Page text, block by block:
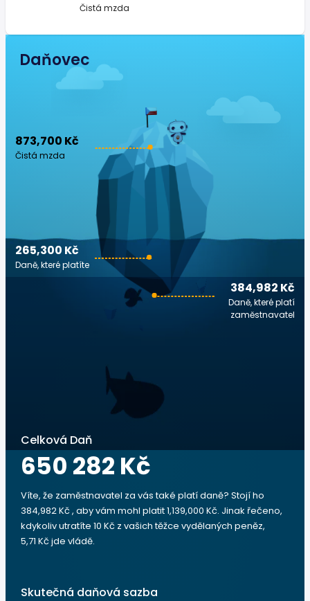
Čistá mzda
Daňovec
873,700 Kč
Čistá mzda
384,982 Kč
Daně, které platí
zaměstnavatel
265,300 Kč
Daně, které platíte
Celková Daň
650 282 Kč
Víte, že zaměstnavatel za vás také platí daně? Stojí ho
384,982 Kč , aby vám mohl platit 1,139,000 Kč. Jinak řečeno,
kdykoliv utratíte 10 Kč z vašich těžce vydělaných peněz,
5,71 Kč jde vládě.
Skutečná daňová sazba